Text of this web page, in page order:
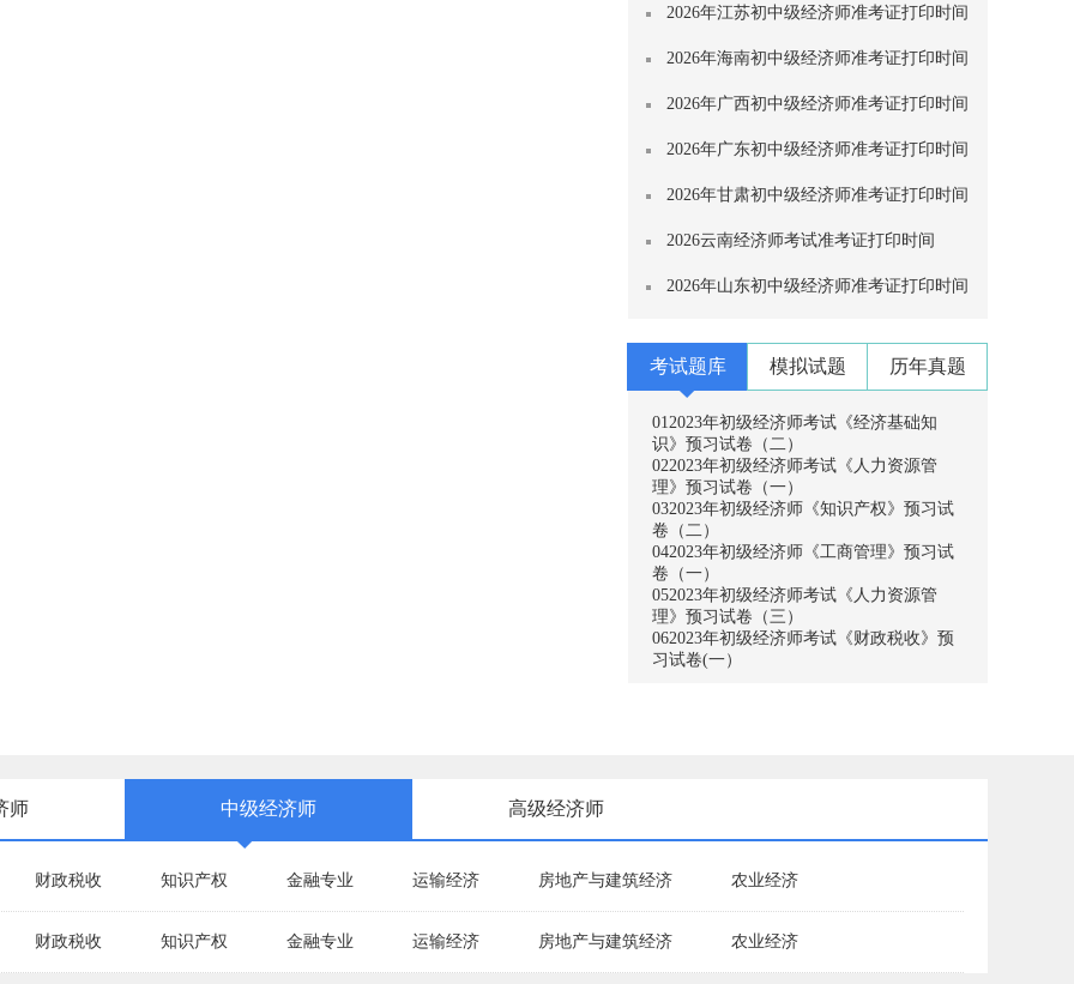
2026年江苏初中级经济师准考证打印时间
2026年海南初中级经济师准考证打印时间
2026年广西初中级经济师准考证打印时间
2026年广东初中级经济师准考证打印时间
2026年甘肃初中级经济师准考证打印时间
2026云南经济师考试准考证打印时间
2026年山东初中级经济师准考证打印时间
考试题库 模拟试题 历年真题
012023年初级经济师考试《经济基础知
识》预习试卷（二）
022023年初级经济师考试《人力资源管
理》预习试卷（一）
032023年初级经济师《知识产权》预习试
卷（二）
042023年初级经济师《工商管理》预习试
卷（一）
052023年初级经济师考试《人力资源管
理》预习试卷（三）
062023年初级经济师考试《财政税收》预
习试卷(一）
师 中级经济师 高级经济师
财政税收 知识产权 金融专业 运输经济 房地产与建筑经济 农业经济
财政税收 知识产权 金融专业 运输经济 房地产与建筑经济 农业经济